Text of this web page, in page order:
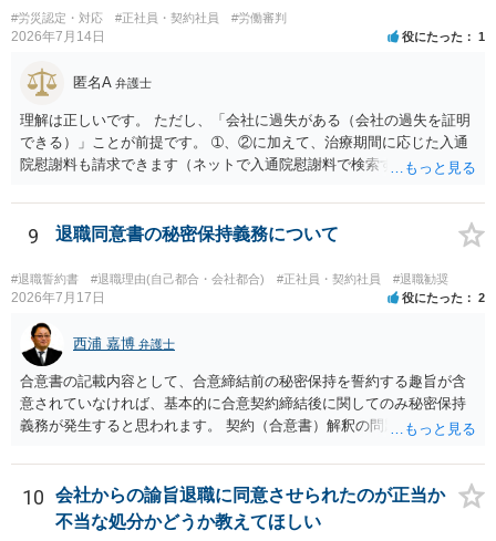
#労災認定・対応 #正社員・契約社員 #労働審判
2026年7月14日 役にたった 1
匿名A 弁護士
理解は正しいです。 ただし、「会社に過失がある（会社の過失を証明
できる）」ことが前提です。 ➀、②に加えて、治療期間に応じた入通
院慰謝料も請求できます（ネットで入通院慰謝料で検索すると詳しい
後遺障害慰謝料も請求できます。これらは後遺障害の等級、あなたの
収入、年齢等で大きく変わりますので一般的にいくらとは言えませ
いてみるしかありませんが、旧日弁連規準を使った着手金・成功報酬
方式と着手金ゼロまたは少額で成功報酬大目の方式のどちらかが多い
と思います（個々の弁護士次第なので一般化はできません）。 早めに
弁護士に直接面談で相談されることをお勧めします。
9 退職同意書の秘密保持義務について
#退職誓約書 #退職理由(自己都合・会社都合) #正社員・契約社員 #退職勧奨
2026年7月17日 役にたった 2
西浦 嘉博 弁護士
合意書の記載内容として、合意締結前の秘密保持を誓約する趣旨が含
意されていなければ、基本的に合意契約締結後に関してのみ秘密保持
義務が発生すると思われます。 契約（合意書）解釈の問題ですので、
場合、最寄りの法律事務所で相談されることを検討ください。
10
会社からの諭旨退職に同意させられたのが正当か
不当な処分かどうか教えてほしい